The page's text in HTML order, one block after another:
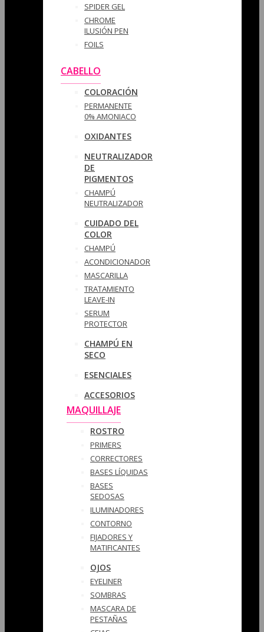
SPIDER GEL
CHROME
ILUSIÓN PEN
FOILS
CABELLO
COLORACIÓN
PERMANENTE
0% AMONIACO
OXIDANTES
NEUTRALIZADOR
DE
PIGMENTOS
CHAMPÚ
NEUTRALIZADOR
CUIDADO DEL
COLOR
CHAMPÚ
ACONDICIONADOR
MASCARILLA
TRATAMIENTO
LEAVE-IN
SERUM
PROTECTOR
CHAMPÚ EN
SECO
ESENCIALES
ACCESORIOS
MAQUILLAJE
ROSTRO
PRIMERS
CORRECTORES
BASES LÍQUIDAS
BASES
SEDOSAS
ILUMINADORES
CONTORNO
FIJADORES Y
MATIFICANTES
OJOS
EYELINER
SOMBRAS
MASCARA DE
PESTAÑAS